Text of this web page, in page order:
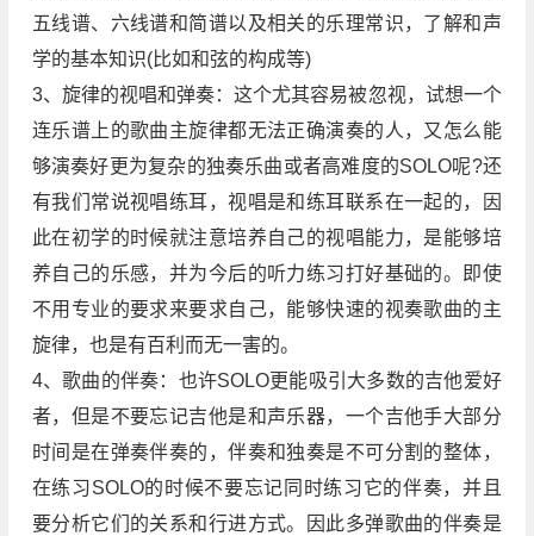
五线谱、六线谱和简谱以及相关的乐理常识，了解和声
学的基本知识(比如和弦的构成等)
3、旋律的视唱和弹奏：这个尤其容易被忽视，试想一个
连乐谱上的歌曲主旋律都无法正确演奏的人，又怎么能
够演奏好更为复杂的独奏乐曲或者高难度的SOLO呢?还
有我们常说视唱练耳，视唱是和练耳联系在一起的，因
此在初学的时候就注意培养自己的视唱能力，是能够培
养自己的乐感，并为今后的听力练习打好基础的。即使
不用专业的要求来要求自己，能够快速的视奏歌曲的主
旋律，也是有百利而无一害的。
4、歌曲的伴奏：也许SOLO更能吸引大多数的吉他爱好
者，但是不要忘记吉他是和声乐器，一个吉他手大部分
时间是在弹奏伴奏的，伴奏和独奏是不可分割的整体，
在练习SOLO的时候不要忘记同时练习它的伴奏，并且
要分析它们的关系和行进方式。因此多弹歌曲的伴奏是